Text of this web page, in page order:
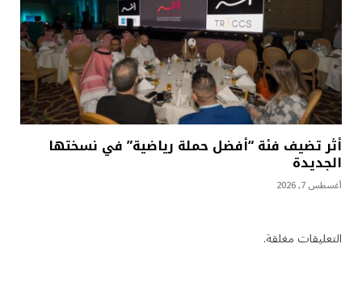
أثر تضيف فئة “أفضل حملة رياضية” في نسختها
الجديدة
أغسطس 7, 2026
التعليقات مغلقة.